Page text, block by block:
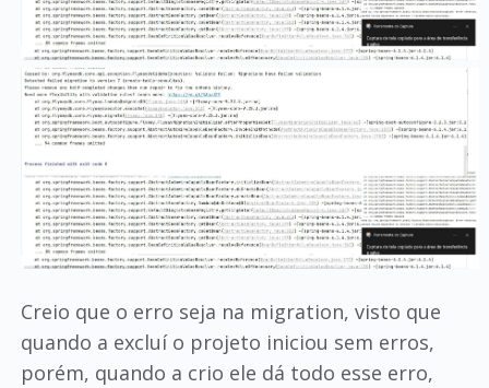
Creio que o erro seja na migration, visto que
quando a excluí o projeto iniciou sem erros,
porém, quando a crio ele dá todo esse erro,